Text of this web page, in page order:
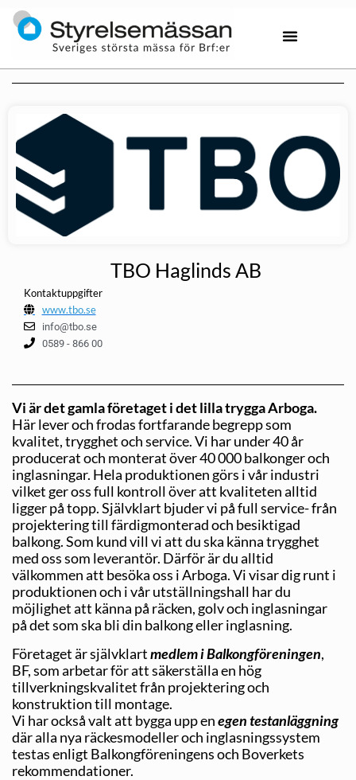
TBO Haglinds AB
Kontaktuppgifter
www.tbo.se
info@tbo.se
0589 - 866 00
Vi är det gamla företaget i det lilla trygga Arboga.
Här lever och frodas fortfarande begrepp som
kvalitet, trygghet och service. Vi har under 40 år
producerat och monterat över 40 000 balkonger och
inglasningar. Hela produktionen görs i vår industri
vilket ger oss full kontroll över att kvaliteten alltid
ligger på topp. Självklart bjuder vi på full service- från
projektering till färdigmonterad och besiktigad
balkong. Som kund vill vi att du ska känna trygghet
med oss som leverantör. Därför är du alltid
välkommen att besöka oss i Arboga. Vi visar dig runt i
produktionen och i vår utställningshall har du
möjlighet att känna på räcken, golv och inglasningar
på det som ska bli din balkong eller inglasning.
Företaget är självklartmedlem i Balkongföreningen,
BF, som arbetar för att säkerställa en hög
tillverkningskvalitet från projektering och
konstruktion till montage.
Vi har också valt att bygga upp enegen testanläggning
där alla nya räckesmodeller och inglasningssystem
testas enligt Balkongföreningens och Boverkets
rekommendationer.